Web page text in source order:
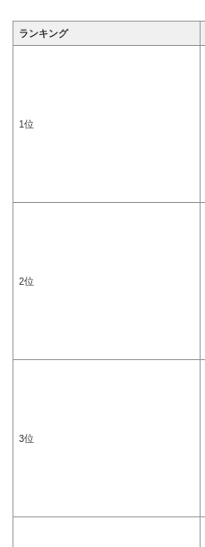
ランキング
1位
2位
3位